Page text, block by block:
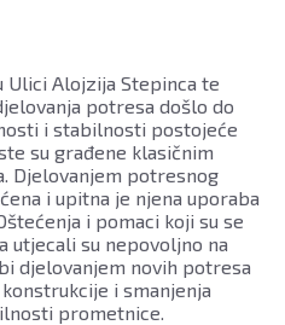
Ulici Alojzija Stepinca te
potresa došlo do
i stabilnosti postojeće
su građene klasičnim
Djelovanjem potresnog
i upitna je njena uporaba
i pomaci koji su se
utjecali su nepovoljno na
djelovanjem novih potresa
i smanjenja
prometnice.